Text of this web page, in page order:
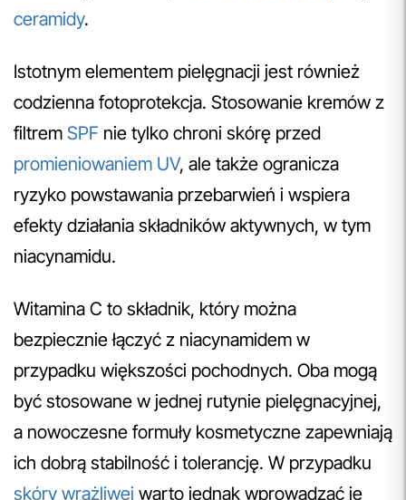
ceramidy.
Istotnym elementem pielęgnacji jest również
codzienna fotoprotekcja. Stosowanie kremów z
filtrem SPF nie tylko chroni skórę przed
promieniowaniem UV, ale także ogranicza
ryzyko powstawania przebarwień i wspiera
efekty działania składników aktywnych, w tym
niacynamidu.
Witamina C to składnik, który można
bezpiecznie łączyć z niacynamidem w
przypadku większości pochodnych. Oba mogą
być stosowane w jednej rutynie pielęgnacyjnej,
a nowoczesne formuły kosmetyczne zapewniają
ich dobrą stabilność i tolerancję. W przypadku
skóry wrażliwej warto jednak wprowadzać je